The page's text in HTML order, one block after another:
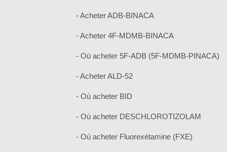
- Acheter ADB-BINACA
- Acheter 4F-MDMB-BINACA
- Où acheter 5F-ADB (5F-MDMB-PINACA)
- Acheter ALD-52
- Où acheter BID
- Où acheter DESCHLOROTIZOLAM
- Où acheter Fluorexétamine (FXE)